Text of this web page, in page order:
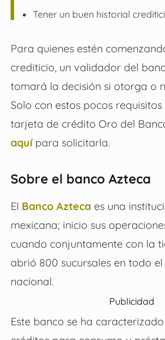
Tener un buen historial
Para quienes estén
crediticio, un validador del
tomará la decisión si otorga o
Solo con estos pocos
tarjeta de crédito Oro del
aquípara solicitarla.
Sobre el banco Azteca
El Banco Azteca es una
mexicana; inicio sus
cuando conjuntamente con la
abrió 800 sucursales en todo
nacional.
Publicidad
Este banco se ha